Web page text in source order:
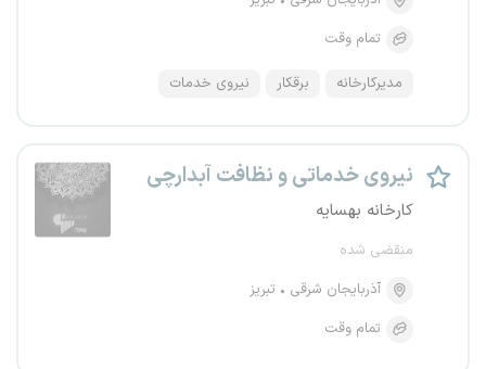
تمام وقت
مدیرکارخانه برقکار نیروی خدمات
نیروی خدماتی و نظافت آبدارچی
کارخانه بهسایه
منقضی شده
آذربایجان شرقی
تبریز
تمام وقت